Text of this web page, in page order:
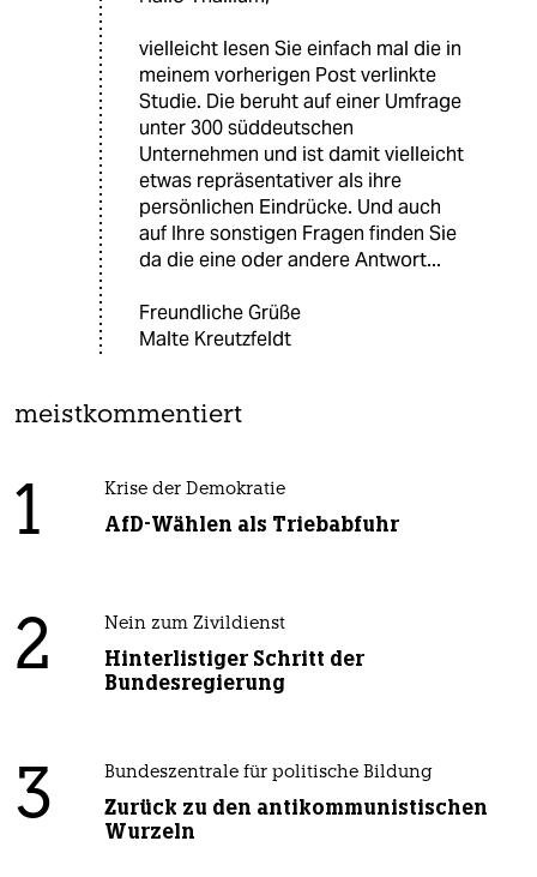
vielleicht lesen Sie einfach mal die in
meinem vorherigen Post verlinkte
Studie. Die beruht auf einer Umfrage
unter 300 süddeutschen
Unternehmen und ist damit vielleicht
etwas repräsentativer als ihre
persönlichen Eindrücke. Und auch
auf Ihre sonstigen Fragen finden Sie
da die eine oder andere Antwort...
Freundliche Grüße
Malte Kreutzfeldt
meistkommentiert
1 Krise der Demokratie
AfD-Wählen als Triebabfuhr
2 Nein zum Zivildienst
Hinterlistiger Schritt der
Bundesregierung
3 Bundeszentrale für politische Bildung
Zurück zu den antikommunistischen
Wurzeln